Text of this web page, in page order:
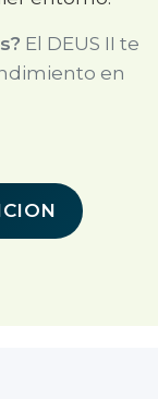
El DEUS II te
en